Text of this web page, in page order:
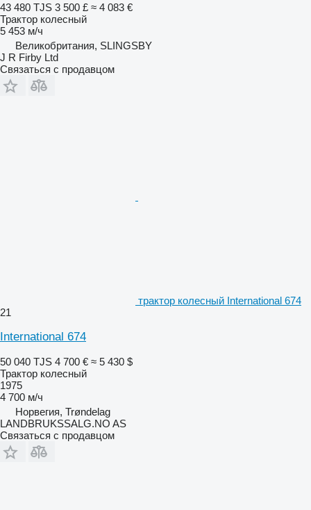
43 480 TJS 3 500 £ ≈ 4 083 €
Трактор колесный
5 453 м/ч
Великобритания, SLINGSBY
J R Firby Ltd
Связаться с продавцом
трактор колесный International 674
21
International 674
50 040 TJS 4 700 € ≈ 5 430 $
Трактор колесный
1975
4 700 м/ч
Норвегия, Trøndelag
LANDBRUKSSALG.NO AS
Связаться с продавцом